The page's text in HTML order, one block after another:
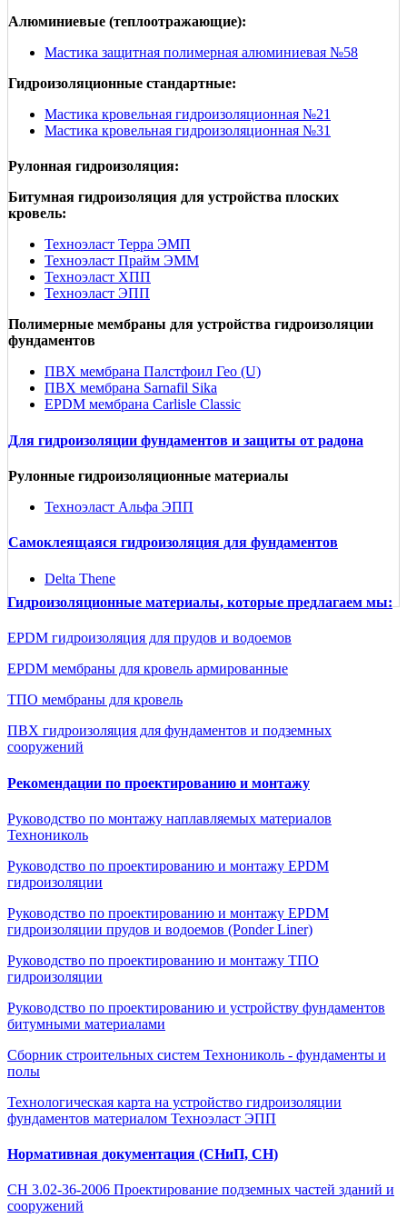
Алюминиевые (теплоотражающие):
Мастика защитная полимерная алюминиевая №58
Гидроизоляционные стандартные:
Мастика кровельная гидроизоляционная №21
Мастика кровельная гидроизоляционная №31
Рулонная гидроизоляция:
Битумная гидроизоляция для устройства плоских
кровель:
Техноэласт Терра ЭМП
Техноэласт Прайм ЭММ
Техноэласт ХПП
Техноэласт ЭПП
Полимерные мембраны для устройства гидроизоляции
фундаментов
ПВХ мембрана Палстфоил Гео (U)
ПВХ мембрана Sarnafil Sika
EPDM мембрана Carlisle Classic
Для гидроизоляции фундаментов и защиты от радона
Рулонные гидроизоляционные материалы
Техноэласт Альфа ЭПП
Самоклеящаяся гидроизоляция для фундаментов
Delta Thene
Гидроизоляционные материалы, которые предлагаем мы:
EPDM гидроизоляция для прудов и водоемов
EPDM мембраны для кровель армированные
ТПО мембраны для кровель
ПВХ гидроизоляция для фундаментов и подземных
сооружений
Рекомендации по проектированию и монтажу
Руководство по монтажу наплавляемых материалов
Технониколь
Руководство по проектированию и монтажу EPDM
гидроизоляции
Руководство по проектированию и монтажу EPDM
гидроизоляции прудов и водоемов (Ponder Liner)
Руководство по проектированию и монтажу ТПО
гидроизоляции
Руководство по проектированию и устройству фундаментов
битумными материалами
Сборник строительных систем Технониколь - фундаменты и
полы
Технологическая карта на устройство гидроизоляции
фундаментов материалом Техноэласт ЭПП
Нормативная документация (СНиП, СН)
СН 3.02-36-2006 Проектирование подземных частей зданий и
сооружений